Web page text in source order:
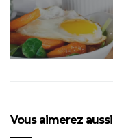
Vous aimerez aussi